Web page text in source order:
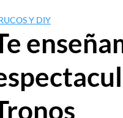
Y DIY